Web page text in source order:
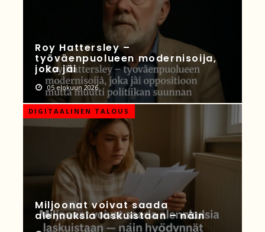
Roy Hattersley –
työväenpuolueen modernisoija,
joka jäi
05 elokuun 2026
DIGITAALINEN TALOUS
Miljoonat voivat saada
alennuksia laskuistaan – näin